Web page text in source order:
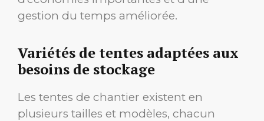
gestion du temps améliorée.
Variétés de tentes adaptées aux
besoins de stockage
Les tentes de chantier existent en
plusieurs tailles et modèles, chacun